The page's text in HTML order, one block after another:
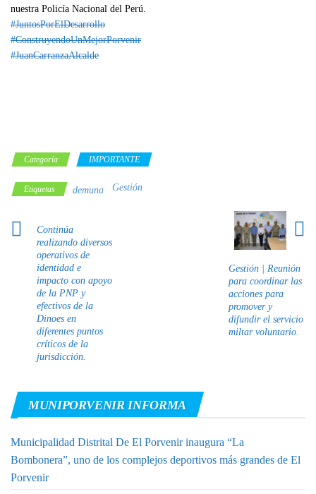
nuestra Policía Nacional del Perú.
#JuntosPorElDesarrollo
#ConstruyendoUnMejorPorvenir
#JuanCarranzaAlcalde
Categoría IMPORTANTE
Etiquetas demuna Gestión
Continúa
realizando diversos
operativos de
identidad e
impacto con apoyo
de la PNP y
efectivos de la
Dinoes en
diferentes puntos
críticos de la
jurisdicción.
Gestión | Reunión
para coordinar las
acciones para
promover y
difundir el servicio
miltar voluntario.
MUNIPORVENIR INFORMA
Municipalidad Distrital De El Porvenir inaugura “La
Bombonera”, uno de los complejos deportivos más grandes de El
Porvenir